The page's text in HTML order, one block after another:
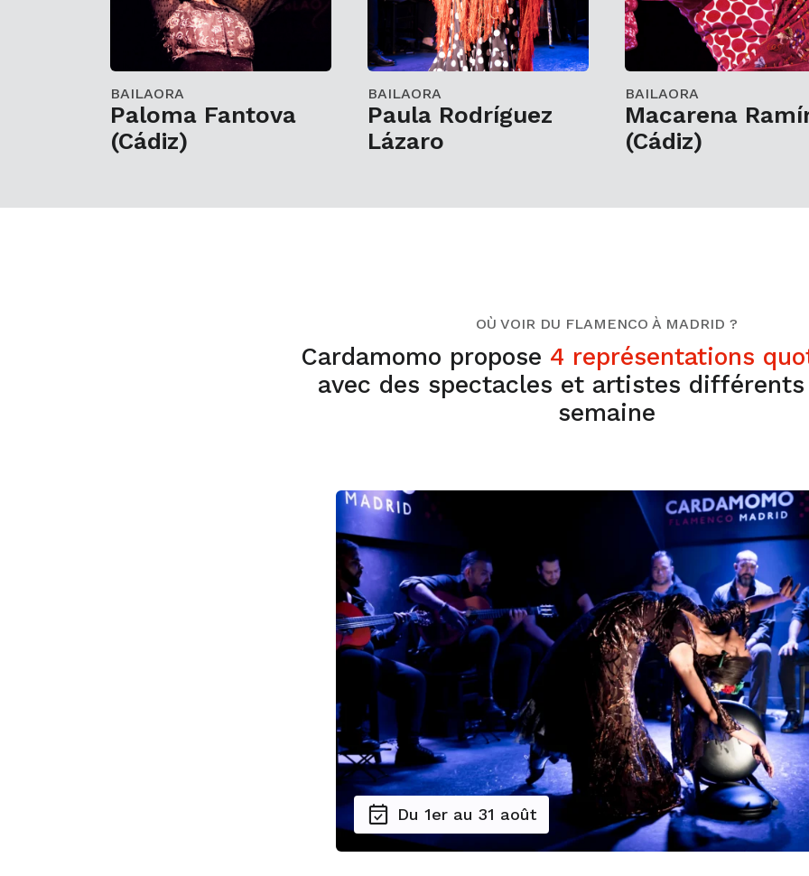
BAILAORA
Paloma Fantova
(Cádiz)
BAILAORA
Paula Rodríguez
Lázaro
BAILAORA
Macarena
(Cádiz)
OÙ VOIR DU FLAMENCO À MADRID ?
Cardamomo propose 4 représentations
avec des spectacles et artistes différents
semaine
Du 1er au 31 août